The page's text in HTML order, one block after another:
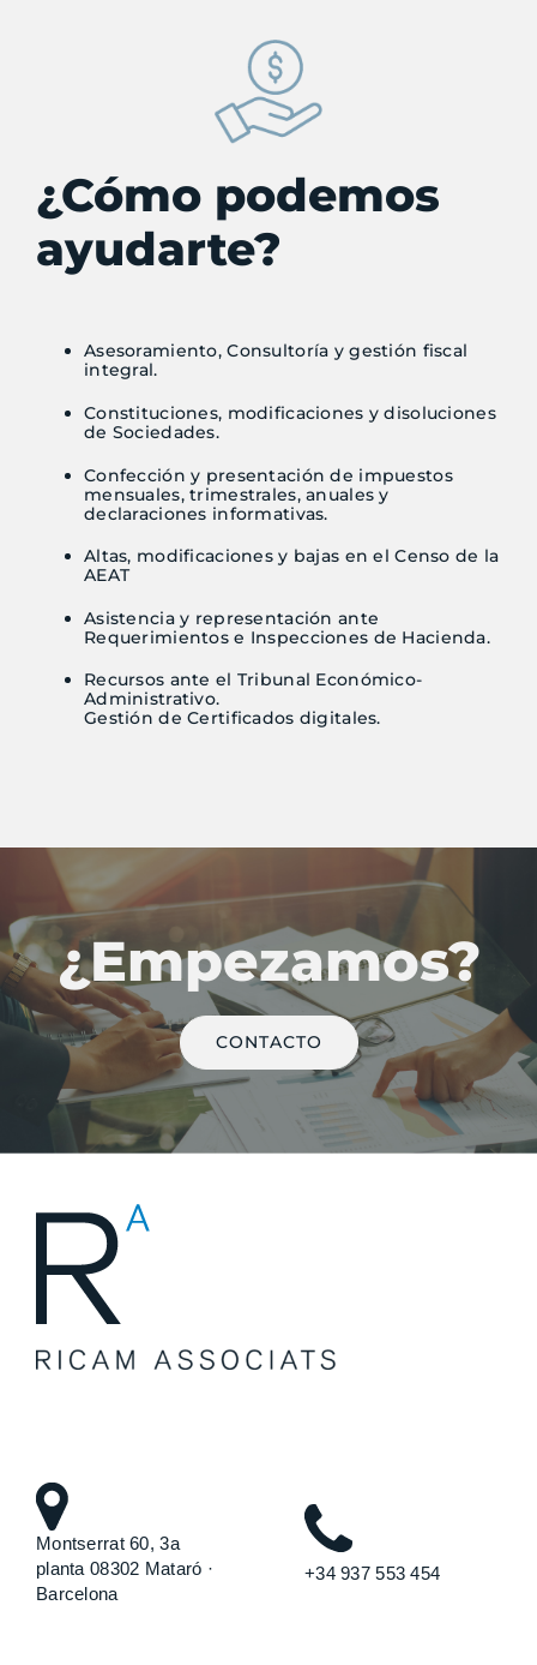
¿Cómo podemos
ayudarte?
Asesoramiento, Consultoría y gestión fiscal
integral.
Constituciones, modificaciones y disoluciones
de Sociedades.
Confección y presentación de impuestos
mensuales, trimestrales, anuales y
declaraciones informativas.
Altas, modificaciones y bajas en el Censo de la
AEAT
Asistencia y representación ante
Requerimientos e Inspecciones de Hacienda.
Recursos ante el Tribunal Económico-
Administrativo.
Gestión de Certificados digitales.
¿Empezamos?
CONTACTO
Montserrat 60, 3a
planta 08302 Mataró ·
Barcelona
+34 937 553 454